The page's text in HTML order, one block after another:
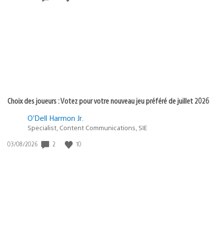
Choix des joueurs : Votez pour votre nouveau jeu préféré de juillet 2026
O’Dell Harmon Jr.
Specialist, Content Communications, SIE
Date
03/08/2026 2 10